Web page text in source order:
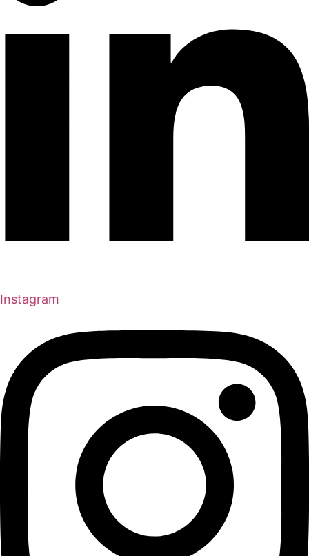
Instagram